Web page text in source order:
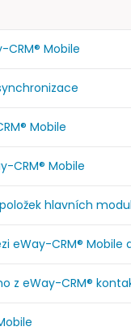
CRM® Mobile
Mobile
CRM® Mobile
hlavních
eWay-CRM® Mobile
z eWay-CRM®